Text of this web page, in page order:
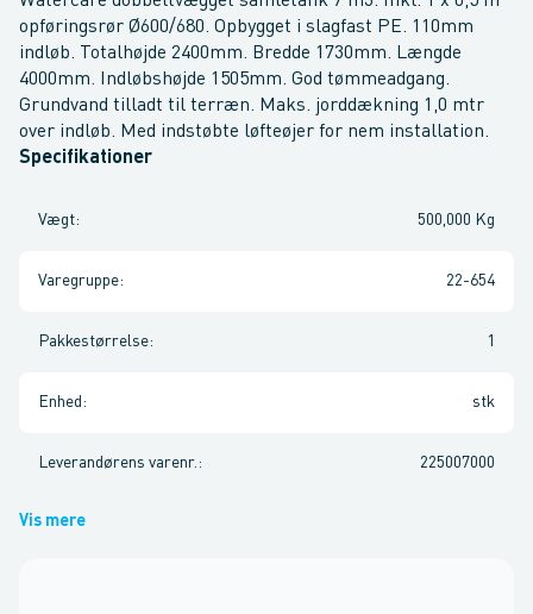
opføringsrør Ø600/680. Opbygget i slagfast PE. 110mm
indløb. Totalhøjde 2400mm. Bredde 1730mm. Længde
4000mm. Indløbshøjde 1505mm. God tømmeadgang.
Grundvand tilladt til terræn. Maks. jorddækning 1,0 mtr
over indløb. Med indstøbte løfteøjer for nem installation.
Specifikationer
Vægt: 500,000 Kg
Varegruppe: 22-654
Pakkestørrelse: 1
Enhed : stk
Leverandørens varenr. : 225007000
Vis mere